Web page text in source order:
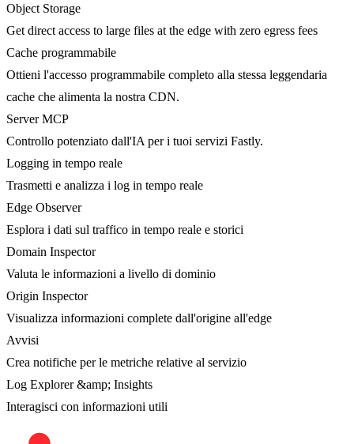
Object Storage
Get direct access to large files at the edge with zero egress fees
Cache programmabile
Ottieni l'accesso programmabile completo alla stessa leggendaria
cache che alimenta la nostra CDN.
Server MCP
Controllo potenziato dall'IA per i tuoi servizi Fastly.
Logging in tempo reale
Trasmetti e analizza i log in tempo reale
Edge Observer
Esplora i dati sul traffico in tempo reale e storici
Domain Inspector
Valuta le informazioni a livello di dominio
Origin Inspector
Visualizza informazioni complete dall'origine all'edge
Avvisi
Crea notifiche per le metriche relative al servizio
Log Explorer &amp; Insights
Interagisci con informazioni utili